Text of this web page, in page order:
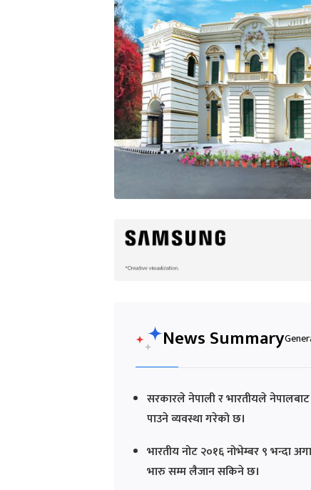
News Summary
सरकारले नेपाली र भारतीयले
पाउने व्यवस्था गरेको छ।
भारतीय नोट २०१६ नोभेम्बर ९ भन्दा
भारु सम्म लैजान सकिने छ।